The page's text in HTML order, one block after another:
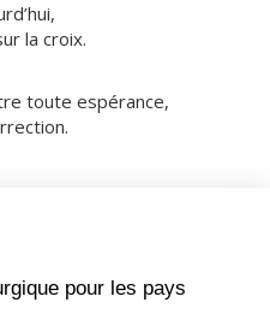
la croix.
toute espérance,
le cri de ton Fils aux
aussi l’immense clameur